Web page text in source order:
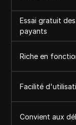
Essai gratuit
payants
Riche en
Facilité
Convient aux